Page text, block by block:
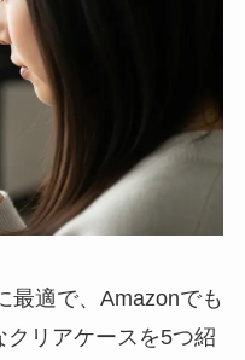
最適で、Amazonでも
リアケースを5つ紹